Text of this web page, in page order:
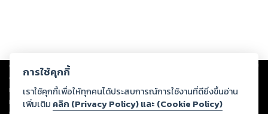
Copyright © 2026
ต่อผลงานหรือเนื้อหาใดที่อัปโหลดผ่านเว็บไซต์และปรากฏว่าละเมิดสิทธิใน
ทรัพย์สินทางปัญญาของบุคคลอื่นหรือขัดต่อกฎหมายและศีลธรรม ดังนั้น ผู้อ่าน
ทุกท่านโปรดใช้วิจารณญาณในการกลั่นกรองด้วยตนเอง และหากท่านพบว่าส่วน
การใช้คุกกี้
เราใช้คุกกี้เพื่อให้ทุกคนได้ประสบการณ์การใช้งานที่ดียิ่งขึ้นอ่าน
เพิ่มเติม คลิก (Privacy Policy) และ (Cookie Policy)